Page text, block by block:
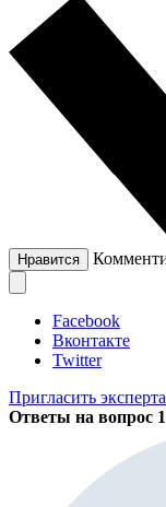
Нравится
Facebook
Вконтакте
Twitter
Пригласить эксперта
Ответы на вопрос 1